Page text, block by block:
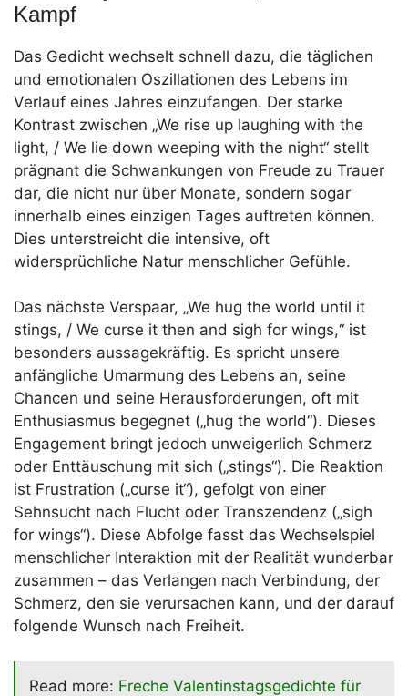
Kampf
Das Gedicht wechselt schnell dazu, die täglichen
und emotionalen Oszillationen des Lebens im
Verlauf eines Jahres einzufangen. Der starke
Kontrast zwischen „We rise up laughing with the
light, / We lie down weeping with the night“ stellt
prägnant die Schwankungen von Freude zu Trauer
dar, die nicht nur über Monate, sondern sogar
innerhalb eines einzigen Tages auftreten können.
Dies unterstreicht die intensive, oft
widersprüchliche Natur menschlicher Gefühle.
Das nächste Verspaar, „We hug the world until it
stings, / We curse it then and sigh for wings,“ ist
besonders aussagekräftig. Es spricht unsere
anfängliche Umarmung des Lebens an, seine
Chancen und seine Herausforderungen, oft mit
Enthusiasmus begegnet („hug the world“). Dieses
Engagement bringt jedoch unweigerlich Schmerz
oder Enttäuschung mit sich („stings“). Die Reaktion
ist Frustration („curse it“), gefolgt von einer
Sehnsucht nach Flucht oder Transzendenz („sigh
for wings“). Diese Abfolge fasst das Wechselspiel
menschlicher Interaktion mit der Realität wunderbar
zusammen – das Verlangen nach Verbindung, der
Schmerz, den sie verursachen kann, und der darauf
folgende Wunsch nach Freiheit.
Read more: Freche Valentinstagsgedichte für